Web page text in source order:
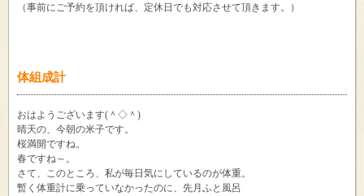
（事前にご予約を頂ければ、定休日でも対応させて頂きます。）
体組成計
おはようございます(＾◇＾)
晴天の、今朝の米子です。
桜満開ですね。
春ですね～。
さて、このところ、私が毎日気にしているのが体重。
暫く体重計に乗っていなかったのに、先月ふと風呂